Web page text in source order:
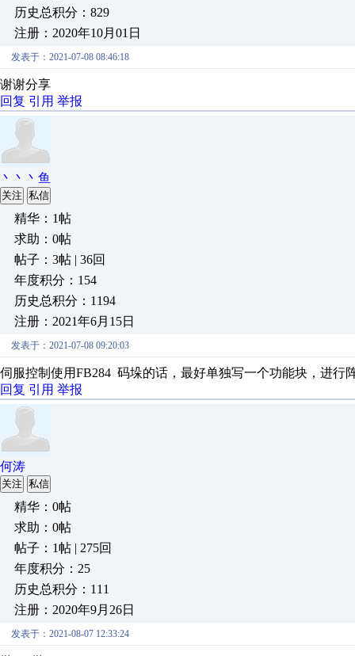
历史总积分：829
注册：2020年10月01日
发表于：2021-07-08 08:46:18
谢谢分享
回复 引用 举报
丶丶丶鱼
关注 私信
精华：1帖
求助：0帖
帖子：3帖 | 36回
年度积分：154
历史总积分：1194
注册：2021年6月15日
发表于：2021-07-08 09:20:03
伺服控制使用FB284 码垛的话，最好单独写一个功能块，进行
回复 引用 举报
何涛
关注 私信
精华：0帖
求助：0帖
帖子：1帖 | 275回
年度积分：25
历史总积分：111
注册：2020年9月26日
发表于：2021-08-07 12:33:24